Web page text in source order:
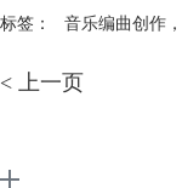
标签： 音乐编曲创作，
< 上一页